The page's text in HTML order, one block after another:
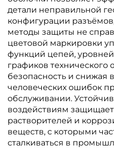
детали неправильной
конфигурации
методы защиты не
цветовой маркировки
функций цепей,
графиков
безопасность и снижая
человеческих ошибок
обслуживании.
воздействиям защищает
растворителей и
веществ, с которыми
сталкиваться в